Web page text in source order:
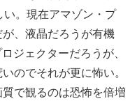
。現在アマゾン・プ
、液晶だろうが有機
ジェクターだろうが、
のでそれが更に怖い。
で観るのは恐怖を倍増